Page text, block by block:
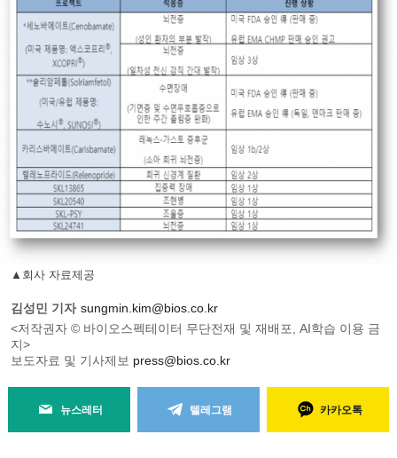
▲회사 자료제공
김성민 기자 sungmin.kim@bios.co.kr
<저작권자 © 바이오스펙테이터 무단전재 및 재배포, AI학습 이용 금
지>
보도자료 및 기사제보 press@bios.co.kr
뉴스레터 텔레그램 카카오톡